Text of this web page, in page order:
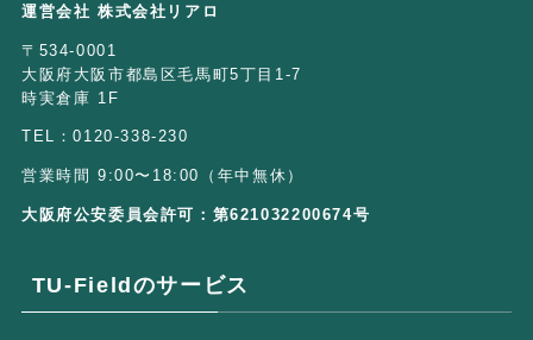
運営会社 株式会社リアロ
〒534-0001
大阪府大阪市都島区毛馬町5丁目1-7
時実倉庫 1F
TEL：0120-338-230
営業時間 9:00〜18:00（年中無休）
大阪府公安委員会許可：第621032200674号
TU-Fieldのサービス